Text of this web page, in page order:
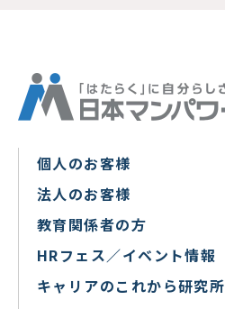
個人のお客様
法人のお客様
教育関係者の方
HRフェス／イベント情報
キャリアのこれから研究所